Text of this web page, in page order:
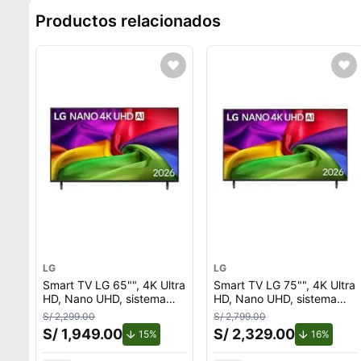
Productos relacionados
LG
Smart TV LG 65"", 4K Ultra
HD, Nano UHD, sistema
webOS integrado,
65NU800BPSB, 2026
S/ 2,299.00
S/ 1,949.00 15% de descuento.
LG
Smart TV LG 75"", 4K Ultra
HD, Nano UHD, sistema
webOS integrado,
75NU800BPSB, 2026
S/ 2,799.00
S/ 2,329.00 16%